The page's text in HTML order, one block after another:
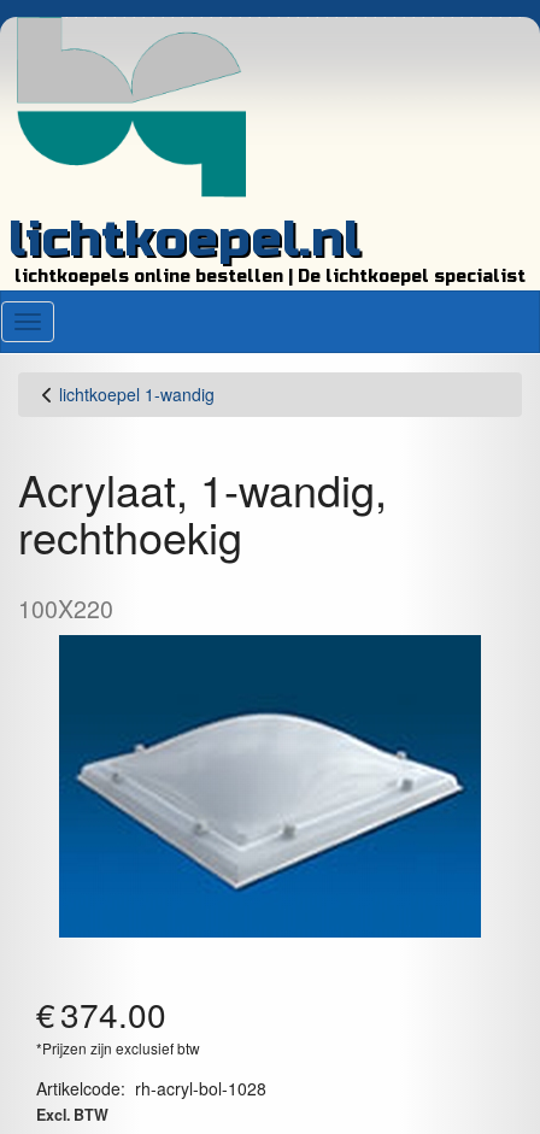
lichtkoepel.nl
lichtkoepels online bestellen | De lichtkoepel specialist
Menu
lichtkoepel 1-wandig
Acrylaat, 1-wandig,
rechthoekig
100X220
€374.00
*Prijzen zijn exclusief btw
Artikelcode: rh-acryl-bol-1028
Excl. BTW